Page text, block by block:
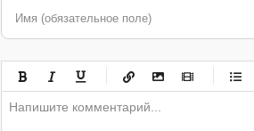
Имя (обязательное поле)
-
-